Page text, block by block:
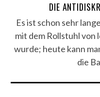
DIE
Es ist schon sehr
mit dem Rollstuhl von
wurde; heute kann
die